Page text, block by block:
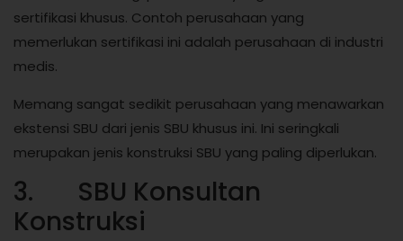
sertifikasi khusus. Contoh perusahaan yang
memerlukan sertifikasi ini adalah perusahaan di industri
medis.
Memang sangat sedikit perusahaan yang menawarkan
ekstensi SBU dari jenis SBU khusus ini. Ini seringkali
merupakan jenis konstruksi SBU yang paling diperlukan.
3. SBU Konsultan
Konstruksi